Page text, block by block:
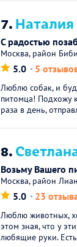
7.
С радостью
Москва, район
5.0 5
Люблю собак, и
питомца! Подхожу
раза в день,
8.
Возьму Вашего
Москва, район
5.0 23
Люблю животных,
этом зная, что у
любящие руки.